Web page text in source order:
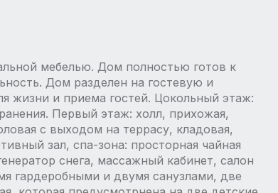
мебелью. Дом полностью готов к
Дом разделен на гостевую и
жизни и приема гостей. Цокольный этаж:
Первый этаж: холл, прихожая,
с выходом на террасу, кладовая,
зал, спа-зона: просторная чайная
снега, массажный кабинет, салон
гардеробными и двумя санузлами, две